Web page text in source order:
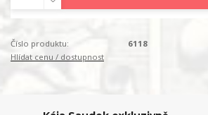
Číslo produktu:
6118
Hlídat cenu / dostupnost